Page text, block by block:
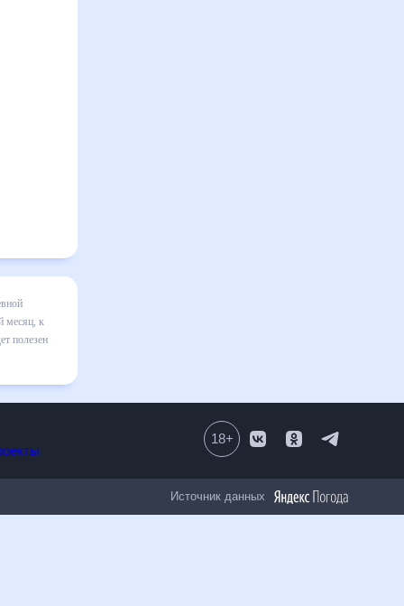
месяц
в
18+
Источник данных